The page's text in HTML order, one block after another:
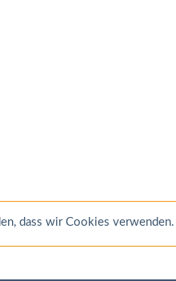
dass wir Cookies verwenden.